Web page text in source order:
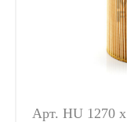
Арт. HU 1270 x